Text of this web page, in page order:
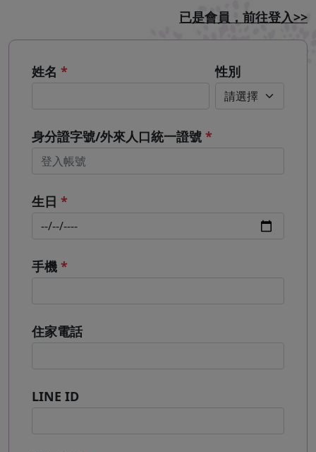
已是會員，前往登入>>
姓名 * 性別
身分證字號/外來人口統一證號 *
生日 *
手機 *
住家電話
LINE ID